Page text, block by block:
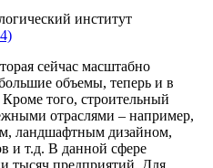
сейчас масштабно
объемы, теперь и в
того, строительный
отраслями – например,
ландшафтным дизайном,
и т.д. В данной сфере